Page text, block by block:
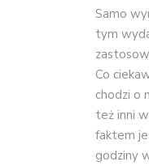
Samo
tym
Co
chodzi o
też inni
faktem
godziny